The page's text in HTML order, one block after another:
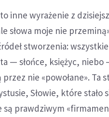
inne wyrażenie z
słowa moje nie
stworzenia:
— słońce, księżyc, niebo
nie «powołane». Ta
Słowie, które
są prawdziwym